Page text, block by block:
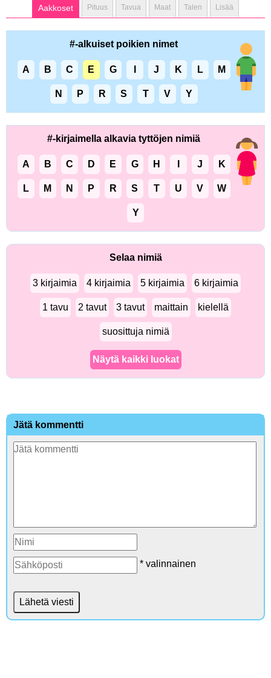
Aakkoset Pituus Tavua Maat Talen Lisää
#-alkuiset poikien nimet
A B C E G J K L M
N P R S T V Y
#-kirjaimella alkavia tyttöjen nimiä
A B C D E G H J K
L M N P R S T U V W
Y
Selaa nimiä
3 kirjaimia 4 kirjaimia 5 kirjaimia 6 kirjaimia
1 tavu 2 tavut 3 tavut maittain kielellä
suosittuja nimiä
Näytä kaikki luokat
Jätä kommentti
* valinnainen